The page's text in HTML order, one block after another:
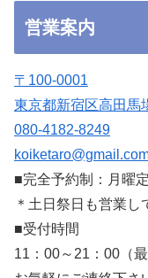
営業案内
〒100-0001
東京都新宿区高田馬
080-4182-8249
■完全予約制：月曜
＊土日祭日も営業し
■受付時間
11：00～21：00（